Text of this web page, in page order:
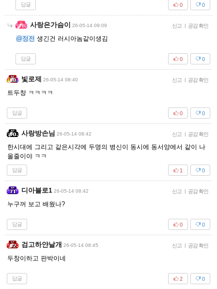
답글 0
0
사랑은가슴이 26-05-14 09:09 신고 | 공감 확인
@정전 생긴건 러시아놈같이생김
답글 0
0
빛로제 26-05-14 08:40 신고 | 공감 확인
트두창 ㅋㅋㅋㅋ
답글 0
0
사랑방손님 26-05-14 08:42 신고 | 공감 확인
한시대에 그리고 같은시각에 두명의 병신이 동시에 동서양에서 같이 나
올줄이야 ㅋㅋ
답글 0
1
디아블로1 26-05-14 08:42 신고 | 공감 확인
누구꺼 보고 배웠나?
답글 0
0
검고하얀날개 26-05-14 08:45 신고 | 공감 확인
두창이하고 판박이네
답글 0
2